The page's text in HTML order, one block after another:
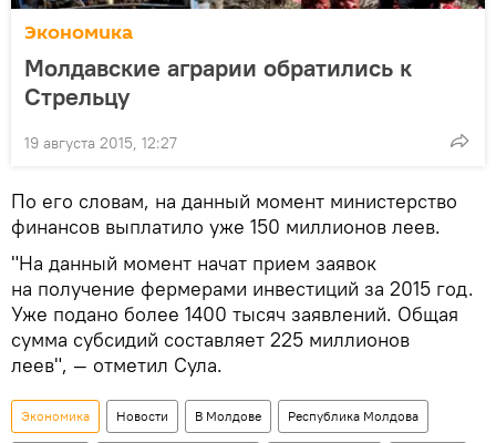
Экономика
Молдавские аграрии обратились к
Стрельцу
19 августа 2015, 12:27
По его словам, на данный момент министерство
финансов выплатило уже 150 миллионов леев.
"На данный момент начат прием заявок
на получение фермерами инвестиций за 2015 год.
Уже подано более 1400 тысяч заявлений. Общая
сумма субсидий составляет 225 миллионов
леев", — отметил Сула.
Экономика Новости В Молдове Республика Молдова